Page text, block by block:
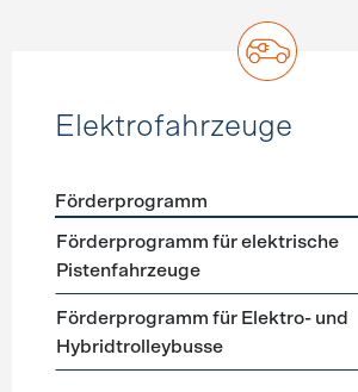
Elektrofahrzeuge
Förderprogramme Elektrofahrzeuge
Förderprogramm
Förderprogramm für elektrische
Pistenfahrzeuge
Förderprogramm für Elektro- und
Hybridtrolleybusse